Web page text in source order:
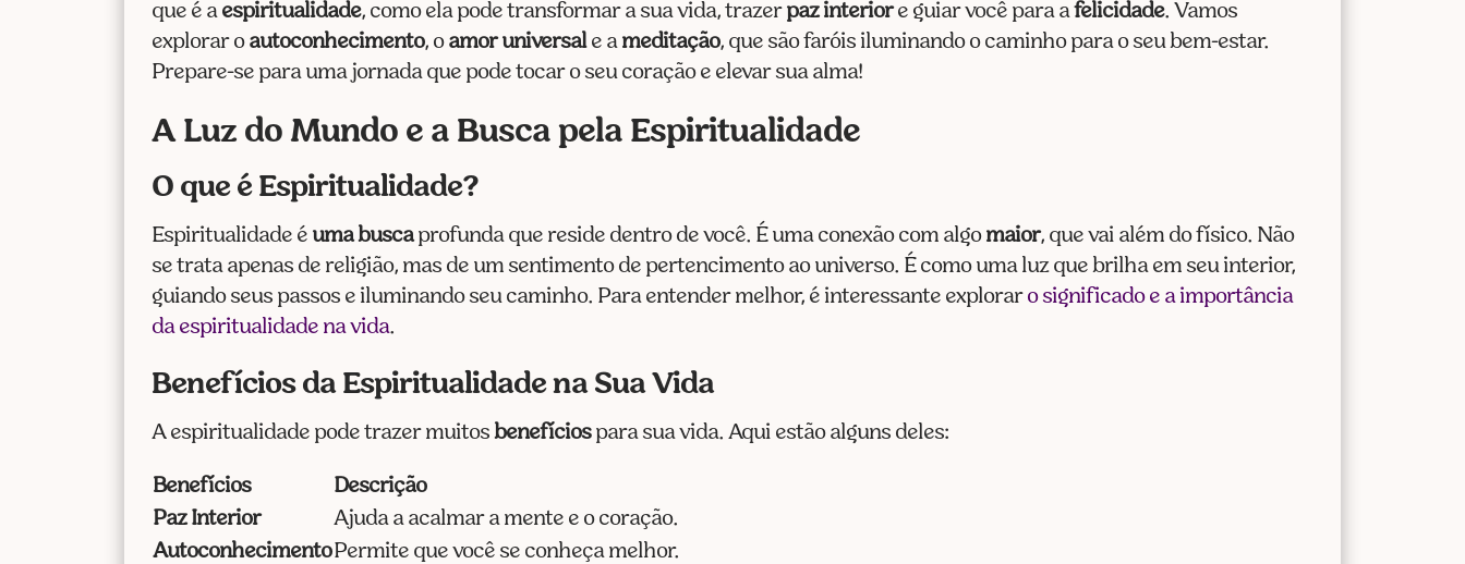
ou
diminuir
o
volume.
que é a espiritualidade, como ela pode transformar a sua vida, trazer paz interiore guiar você para afelicidade. Vamos
explorar o autoconhecimento, o amor universale a meditação, que são faróis iluminando o caminho para o seu bem-estar.
Prepare-se para uma jornada que pode tocar o seu coração e elevar sua alma!
A Luz do Mundo e a Busca pela Espiritualidade
O que é Espiritualidade?
Espiritualidade é uma buscaprofunda que reside dentro de você. É uma conexão com algo maior, que vai além do físico. Não
se trata apenas de religião, mas de um sentimento de pertencimento ao universo. É como uma luz que brilha em seu interior,
guiando seus passos e iluminando seu caminho. Para entender melhor, é interessante explorar o significado e a importância
da espiritualidade na vida.
Benefícios da Espiritualidade na Sua Vida
A espiritualidade pode trazer muitosbenefíciospara sua vida. Aqui estão alguns deles:
Benefícios
Descrição
Paz Interior
Ajuda a acalmar a mente e o coração.
AutoconhecimentoPermite que você se conheça melhor.